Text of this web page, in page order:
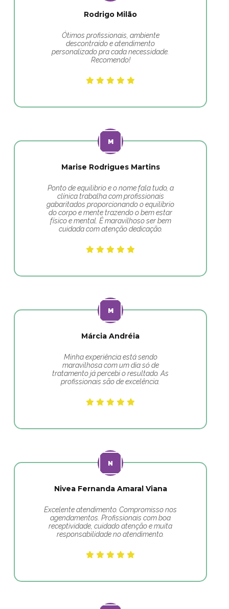
Rodrigo Milão
Ótimos profissionais, ambiente
descontraído e atendimento
personalizado pra cada necessidade.
Recomendo!
Marise Rodrigues Martins
Ponto de equilibrio e o nome fala tudo, a
clínica trabalha com profissionais
gabaritados proporcionando o equilíbrio
do corpo e mente trazendo o bem estar
físico e mental. É maravilhoso ser bem
cuidada com atenção dedicação.
Márcia Andréia
Minha experiência está sendo
maravilhosa com um dia só de
tratamento já percebi o resultado. As
profissionais são de excelência.
Nivea Fernanda Amaral Viana
Excelente atendimento. Compromisso nos
agendamentos. Profissionais com boa
receptividade, cuidado atenção e muita
responsabilidade no atendimento.